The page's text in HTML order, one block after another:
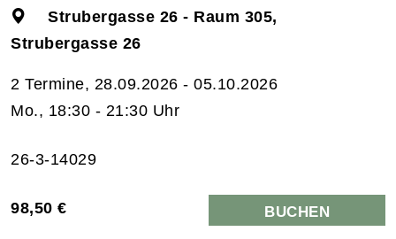
Strubergasse 26 - Raum 305,
Strubergasse 26
2 Termine, 28.09.2026 - 05.10.2026
Mo., 18:30 - 21:30 Uhr
26-3-14029
98,50 € BUCHEN